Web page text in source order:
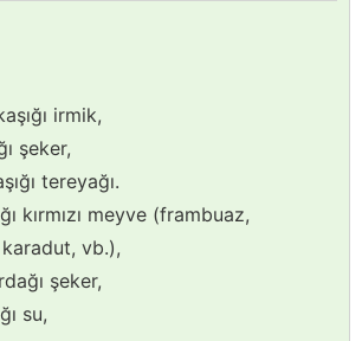
irmik,
şeker,
tereyağı.
kırmızı meyve (frambuaz,
vb.),
şeker,
su,